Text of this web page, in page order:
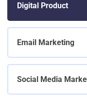
Digital Product
Email Marketing
Social Media